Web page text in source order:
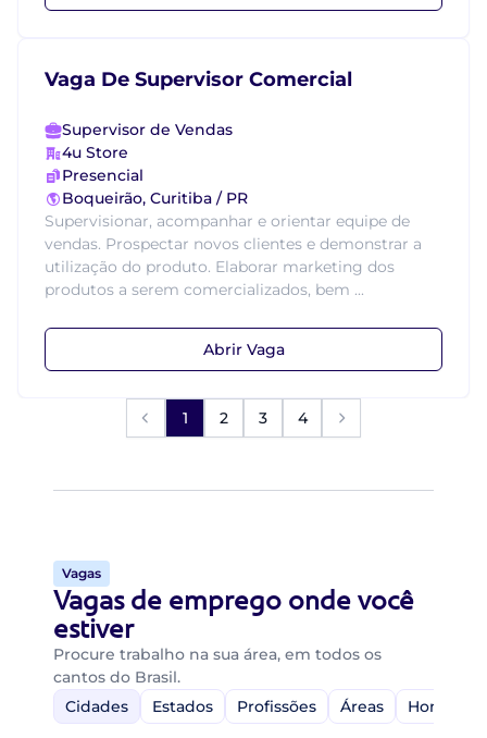
Vaga De Supervisor Comercial
Supervisor de Vendas
4u Store
Presencial
Boqueirão, Curitiba / PR
Supervisionar, acompanhar e orientar equipe de
vendas. Prospectar novos clientes e demonstrar a
utilização do produto. Elaborar marketing dos
produtos a serem comercializados, bem ...
Abrir Vaga
1 2 3 4
Vagas
Vagas de emprego onde você
estiver
Procure trabalho na sua área, em todos os
cantos do Brasil.
Cidades
Estados Profissões Áreas Home-